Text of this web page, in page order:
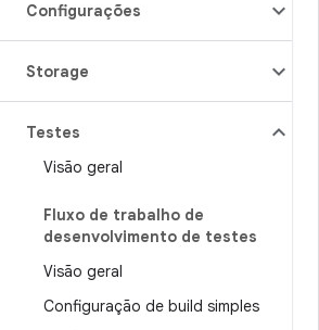
Configurações
Storage
Testes
Visão geral
Fluxo de trabalho de
desenvolvimento de testes
Visão geral
Configuração de build simples